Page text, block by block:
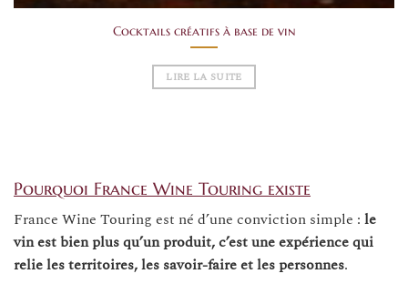
Cocktails créatifs à base de vin
LIRE LA SUITE
Pourquoi France Wine Touring existe
France Wine Touring est né d’une conviction simple : le
vin est bien plus qu’un produit, c’est une expérience qui
relie les territoires, les savoir-faire et les personnes.